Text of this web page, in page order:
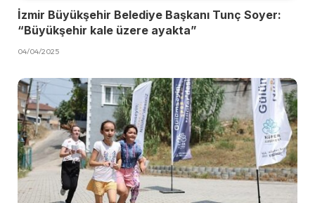
İzmir Büyükşehir Belediye Başkanı Tunç Soyer:
“Büyükşehir kale üzere ayakta”
04/04/2025